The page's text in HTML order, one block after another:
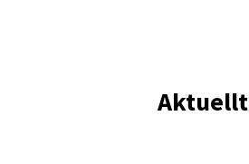
Aktuellt